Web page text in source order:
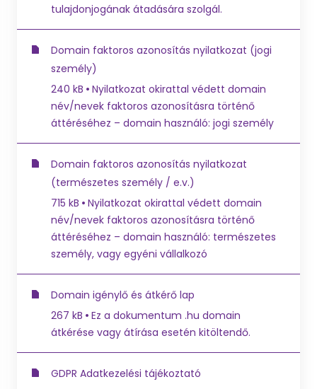
tulajdonjogának átadására szolgál.
Domain faktoros azonosítás nyilatkozat (jogi
személy)
240 kB
Nyilatkozat okirattal védett domain
név/nevek faktoros azonosításra történő
áttéréséhez – domain használó: jogi személy
Domain faktoros azonosítás nyilatkozat
(természetes személy / e.v.)
715 kB
Nyilatkozat okirattal védett domain
név/nevek faktoros azonosításra történő
áttéréséhez – domain használó: természetes
személy, vagy egyéni vállalkozó
Domain igénylő és átkérő lap
267 kB
Ez a dokumentum .hu domain
átkérése vagy átírása esetén kitöltendő.
GDPR Adatkezelési tájékoztató